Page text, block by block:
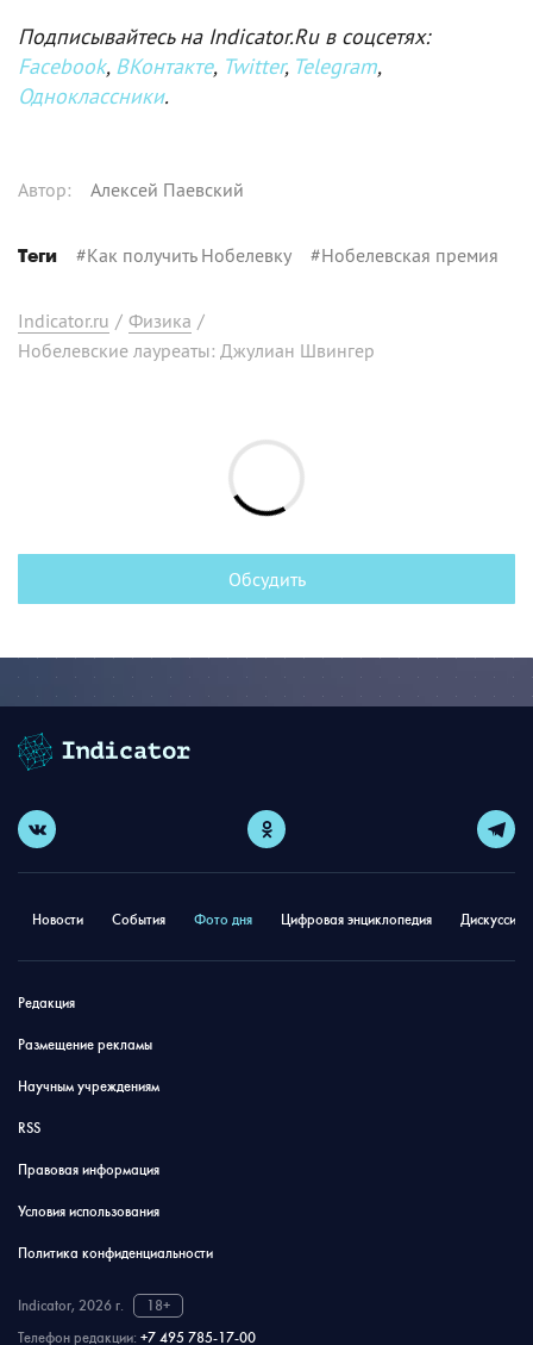
Подписывайтесь на Indicator.Ru в соцсетях:
Facebook, ВКонтакте, Twitter, Telegram,
Одноклассники.
Автор: Алексей Паевский
Теги #Как получить Нобелевку #Нобелевская премия
Indicator.ru / Физика /
Нобелевские лауреаты: Джулиан Швингер
Обсудить
Новости События Фото дня Цифровая энциклопедия
Редакция
Размещение рекламы
Научным учреждениям
RSS
Правовая информация
Условия использования
Политика конфиденциальности
Indicator, 2026 г.
18+
Телефон редакции: +7 495 785-17-00